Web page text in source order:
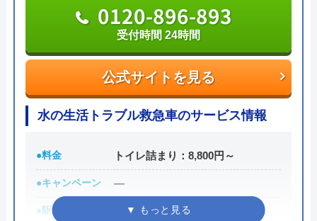
公式サイトを見る
0120-002-513
受付時間 24時間
水110番の基本情報
代表者 森吉寛裕
創業・設立
公式サイトを見る
0120-896-893
受付時間 24時間
水の生活トラブル救急車のサービス情報
●料金 トイレ詰まり：8,800円～
●キャンペーン ―
●駆けつけ時間 最短30分